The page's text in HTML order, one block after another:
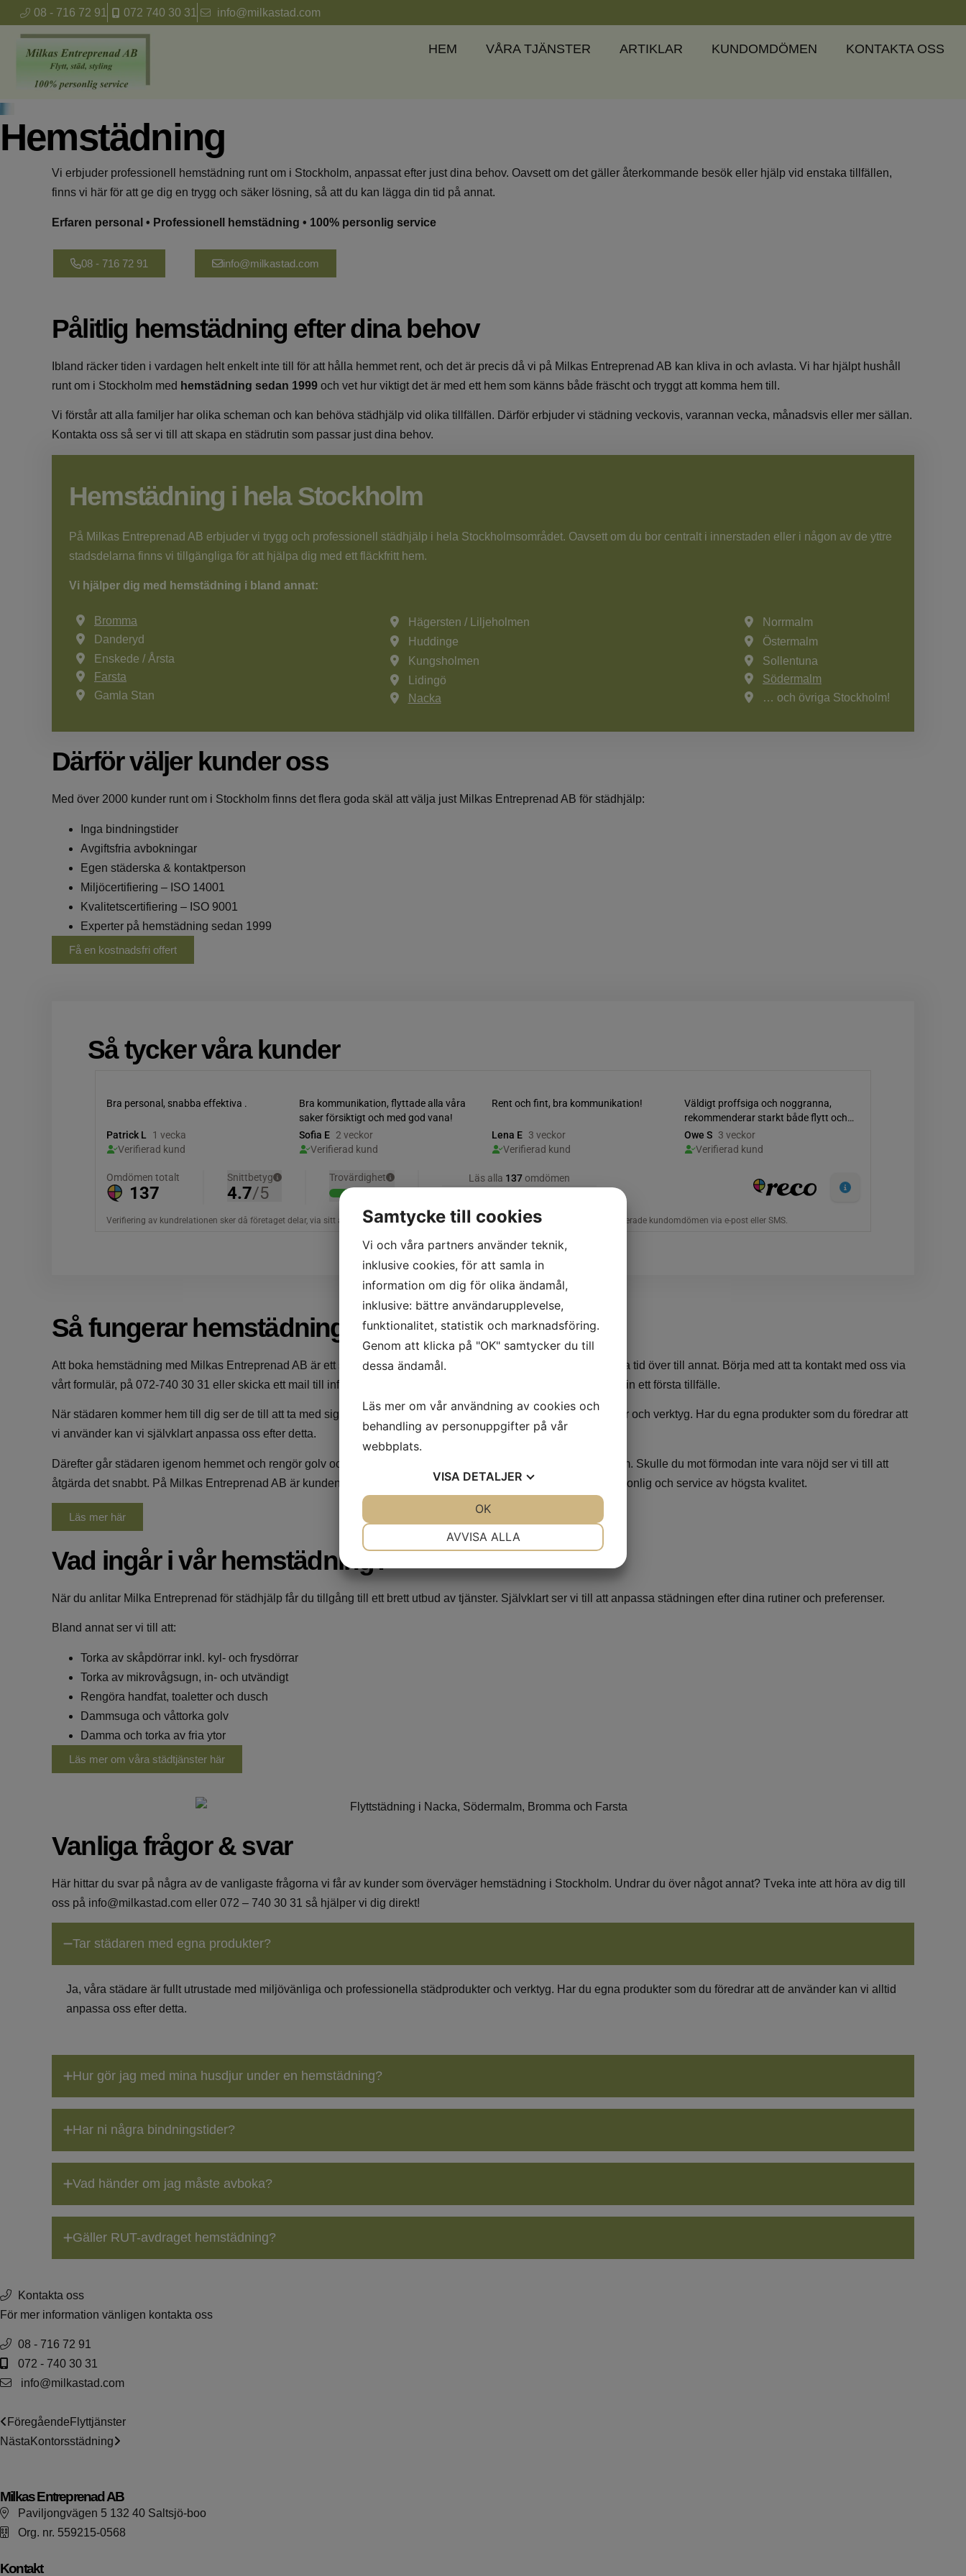
08 - 716 72 91 072 740 30 31 info@milkastad.com
HEM VÅRA TJÄNSTER ARTIKLAR KUNDOMDÖMEN KONTAKTA OSS
Hemstädning
Vi erbjuder professionell hemstädning runt om i Stockholm, anpassat efter just dina behov. Oavsett om det gäller återkommande besök eller hjälp vid enstaka tillfällen,
finns vi här för att ge dig en trygg och säker lösning, så att du kan lägga din tid på annat.
Erfaren personal • Professionell hemstädning • 100% personlig service
08 - 716 72 91 info@milkastad.com
Pålitlig hemstädning efter dina behov
Ibland räcker tiden i vardagen helt enkelt inte till för att hålla hemmet rent, och det är precis då vi på Milkas Entreprenad AB kan kliva in och avlasta. Vi har hjälpt hushåll
runt om i Stockholm med hemstädning sedan 1999 och vet hur viktigt det är med ett hem som känns både fräscht och tryggt att komma hem till.
Vi förstår att alla familjer har olika scheman och kan behöva städhjälp vid olika tillfällen. Därför erbjuder vi städning veckovis, varannan vecka, månadsvis eller mer sällan.
Kontakta oss så ser vi till att skapa en städrutin som passar just dina behov.
Hemstädning i hela Stockholm
På Milkas Entreprenad AB erbjuder vi trygg och professionell städhjälp i hela Stockholmsområdet. Oavsett om du bor centralt i innerstaden eller i någon av de yttre
stadsdelarna finns vi tillgängliga för att hjälpa dig med ett fläckfritt hem.
Vi hjälper dig med hemstädning i bland annat:
Bromma
Danderyd
Enskede / Årsta
Farsta
Gamla Stan
Hägersten / Liljeholmen
Huddinge
Kungsholmen
Lidingö
Nacka
Norrmalm
Östermalm
Sollentuna
Södermalm
… och övriga Stockholm!
Därför väljer kunder oss
Med över 2000 kunder runt om i Stockholm finns det flera goda skäl att välja just Milkas Entreprenad AB för städhjälp:
Inga bindningstider
Avgiftsfria avbokningar
Egen städerska & kontaktperson
Miljöcertifiering – ISO 14001
Kvalitetscertifiering – ISO 9001
Experter på hemstädning sedan 1999
Få en kostnadsfri offert
Så tycker våra kunder
Så fungerar hemstädning i Stockholm
Att boka hemstädning med Milkas Entreprenad AB är ett smidigt sätt att få ett rent och fräscht hem och samtidigt ha tid över till annat. Börja med att ta kontakt med oss via
vårt formulär, på 072-740 30 31 eller skicka ett mail till info@milkastad.com så diskuterar vi dina behov och bokar in ett första tillfälle.
När städaren kommer hem till dig ser de till att ta med sig sina egna miljövänliga och professionella städprodukter och verktyg. Har du egna produkter som du föredrar att
vi använder kan vi självklart anpassa oss efter detta.
Därefter går städaren igenom hemmet och rengör golv och andra ytor så att du kan mötas av ett skinande rent hem. Skulle du mot förmodan inte vara nöjd ser vi till att
åtgärda det snabbt. På Milkas Entreprenad AB är kunden alltid i fokus och vi jobbar hårt för att kunna erbjuda personlig och service av högsta kvalitet.
Läs mer här
Vad ingår i vår hemstädning?
När du anlitar Milka Entreprenad för städhjälp får du tillgång till ett brett utbud av tjänster. Självklart ser vi till att anpassa städningen efter dina rutiner och preferenser.
Bland annat ser vi till att:
Torka av skåpdörrar inkl. kyl- och frysdörrar
Torka av mikrovågsugn, in- och utvändigt
Rengöra handfat, toaletter och dusch
Dammsuga och våttorka golv
Damma och torka av fria ytor
Läs mer om våra städtjänster här
Vanliga frågor & svar
Här hittar du svar på några av de vanligaste frågorna vi får av kunder som överväger hemstädning i Stockholm. Undrar du över något annat? Tveka inte att höra av dig till
oss på info@milkastad.com eller 072 – 740 30 31 så hjälper vi dig direkt!
Tar städaren med egna produkter?
Ja, våra städare är fullt utrustade med miljövänliga och professionella städprodukter och verktyg. Har du egna produkter som du föredrar att de använder kan vi alltid
anpassa oss efter detta.
Hur gör jag med mina husdjur under en hemstädning?
Har ni några bindningstider?
Vad händer om jag måste avboka?
Gäller RUT-avdraget hemstädning?
Kontakta oss
För mer information vänligen kontakta oss
08 - 716 72 91
072 - 740 30 31
info@milkastad.com
Föregående Flyttjänster
Nästa Kontorsstädning
Milkas Entreprenad AB
Paviljongvägen 5 132 40 Saltsjö-boo
Org. nr. 559215-0568
Kontakt
Samtycke till cookies
Vi och våra partners använder teknik,
inklusive cookies, för att samla in
information om dig för olika ändamål,
inklusive: bättre användarupplevelse,
funktionalitet, statistik och marknadsföring.
Genom att klicka på "OK" samtycker du till
dessa ändamål.
Läs mer om vår användning av cookies och
behandling av personuppgifter på vår
webbplats.
VISA DETALJER
AVVISA ALLA
OK